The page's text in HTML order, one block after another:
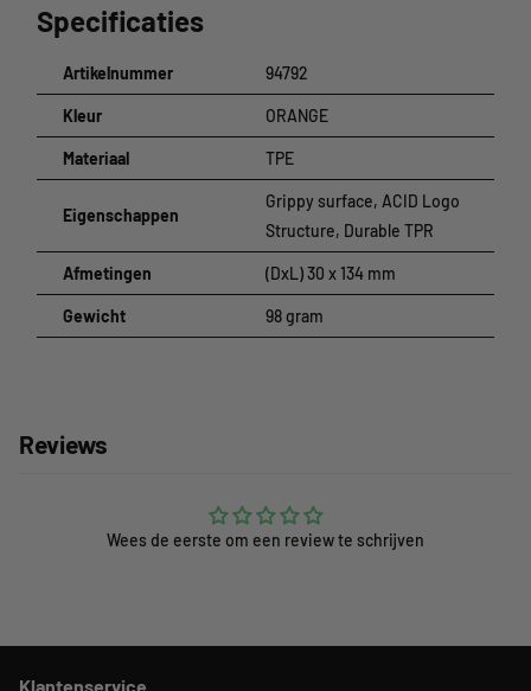
Specificaties
Artikelnummer 94792
Kleur ORANGE
Materiaal TPE
Eigenschappen
Grippy surface, ACID Logo
Structure, Durable TPR
Afmetingen (DxL) 30 x 134 mm
Gewicht 98 gram
Reviews
Wees de eerste om een review te schrijven
Klantenservice